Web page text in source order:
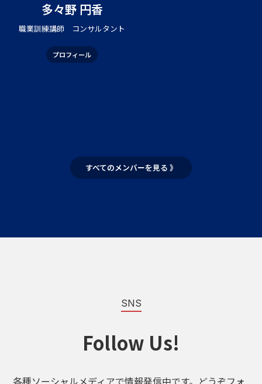
多々野 円香
職業訓練講師 コンサルタント
プロフィール
すべてのメンバーを見る 》
SNS
Follow Us!